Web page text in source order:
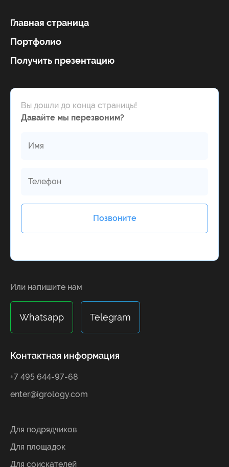
Главная страница
Портфолио
Получить презентацию
Вы дошли до конца страницы!
Давайте мы перезвоним?
Или напишите нам
Whatsapp Telegram
Контактная информация
+7 495 644-97-68
enter@igrology.com
Для подрядчиков
Для площадок
Для соискателей